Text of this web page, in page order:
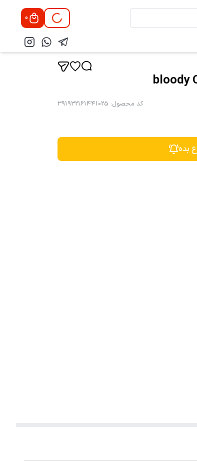
0
کد محصول:
391932161441025
بده